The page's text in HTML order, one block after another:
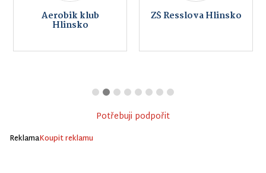
Aerobik klub
Hlinsko
ZŠ Resslova Hlinsko
Potřebuji podpořit
ReklamaKoupit reklamu